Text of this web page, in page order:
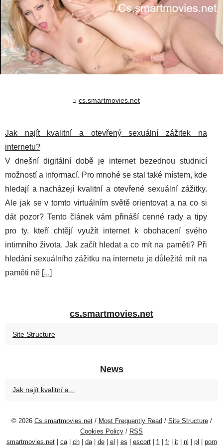
cs.smartmovies.net
Jak najít kvalitní a otevřený sexuální zážitek na
internetu?
V dnešní digitální době je internet bezednou studnicí
možností a informací. Pro mnohé se stal také místem, kde
hledají a nacházejí kvalitní a otevřené sexuální zážitky.
Ale jak se v tomto virtuálním světě orientovat a na co si
dát pozor? Tento článek vám přináší cenné rady a tipy
pro ty, kteří chtějí využít internet k obohacení svého
intimního života. Jak začít hledat a co mít na paměti? Při
hledání sexuálního zážitku na internetu je důležité mít na
paměti ně [...]
cs.smartmovies.net
Site Structure
News
Jak najít kvalitní a...
© 2026 Cs.smartmovies.net/ Most Frequently Read / Site Structure/
Cookies Policy / RSS
smartmovies.net| ca| ch| da| de| el es escort| fi fr| it| nl pl porn